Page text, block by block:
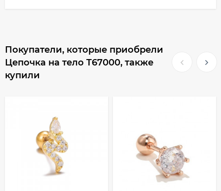
Покупатели, которые приобрели
Цепочка на тело T67000, также
купили